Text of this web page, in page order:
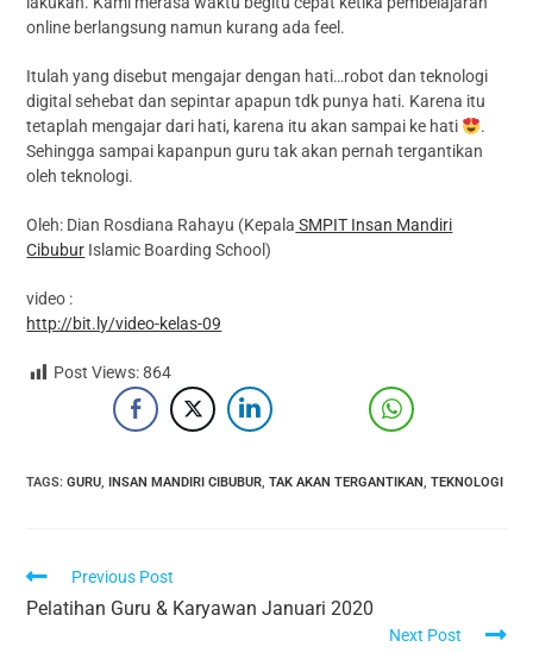
online berlangsung namun kurang ada feel.
Itulah yang disebut mengajar dengan hati…robot dan teknologi
digital sehebat dan sepintar apapun tdk punya hati. Karena itu
tetaplah mengajar dari hati, karena itu akan sampai ke hati
.
Sehingga sampai kapanpun guru tak akan pernah tergantikan
oleh teknologi.
Oleh: Dian Rosdiana Rahayu (Kepala SMPIT Insan Mandiri
Cibubur Islamic Boarding School)
video :
http://bit.ly/video-kelas-09
Post Views: 864
TAGS:GURU, INSAN MANDIRI CIBUBUR, TAK AKAN TERGANTIKAN, TEKNOLOGI
Previous Post
Pelatihan Guru & Karyawan Januari 2020
Next Post